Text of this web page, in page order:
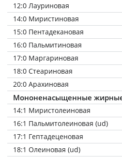
12:0 Лауриновая
14:0 Миристиновая
15:0 Пентадекановая
16:0 Пальмитиновая
17:0 Маргариновая
18:0 Стеариновая
20:0 Арахиновая
Мононенасыщенные
14:1 Миристолеиновая
16:1 Пальмитолеиновая (ud)
17:1 Гептадеценовая
18:1 Олеиновая (ud)